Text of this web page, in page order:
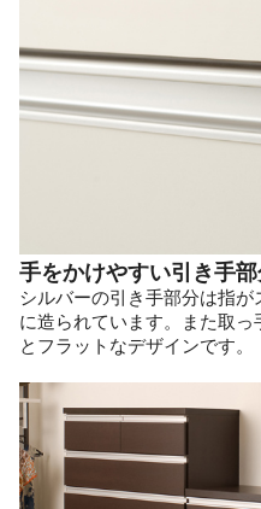
手をかけやすい引き手
シルバーの引き手部分は指
に造られています。また取っ
とフラットなデザインです。